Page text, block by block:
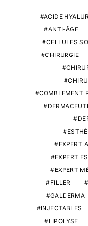
ACIDE
ANTI-ÂGE
CELLULES
CHIRURGIE
COMBLEMENT
EXPERT
EXPERT
EXPERT
FILLER
GALDERMA
INJECTABLES
LIPOLYSE